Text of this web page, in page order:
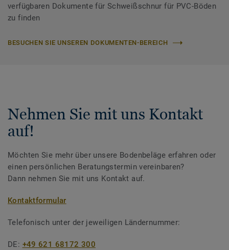
verfügbaren Dokumente für Schweißschnur für PVC-Böden
zu finden
BESUCHEN SIE UNSEREN DOKUMENTEN-BEREICH
Nehmen Sie mit uns Kontakt
auf!
Möchten Sie mehr über unsere Bodenbeläge erfahren oder
einen persönlichen Beratungstermin vereinbaren?
Dann nehmen Sie mit uns Kontakt auf.
Kontaktformular
Telefonisch unter der jeweiligen Ländernummer:
DE: +49 621 68172 300